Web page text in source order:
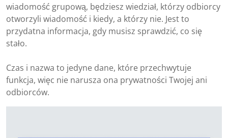
wiadomość grupową, będziesz wiedział, którzy odbiorcy
otworzyli wiadomość i kiedy, a którzy nie. Jest to
przydatna informacja, gdy musisz sprawdzić, co się
stało.
Czas i nazwa to jedyne dane, które przechwytuje
funkcja, więc nie narusza ona prywatności Twojej ani
odbiorców.